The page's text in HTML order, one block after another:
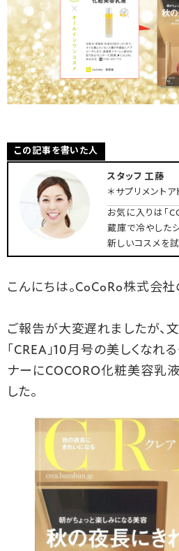
この記事を書いた人
スタッフ 工藤
＊サプリメントア
お気に入りは「
蔵庫で冷やした
新しいコスメを
こんにちは。CoCoRo株式会社
ご報告が大変遅れましたが、
「CREA」10月号の美しくなれ
ナーにCOCORO化粧美容乳
した。